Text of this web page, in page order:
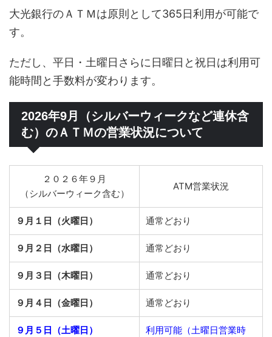
大光銀行のＡＴＭは原則として365日利用が可能で
す。
ただし、平日・土曜日さらに日曜日と祝日は利用可
能時間と手数料が変わります。
2026年9月（シルバーウィークなど連休含
む）のＡＴＭの営業状況について
２０２６年９月
（シルバーウィーク含む）
ATM営業状況
９月１日（火曜日） 通常どおり
９月２日（水曜日） 通常どおり
９月３日（木曜日） 通常どおり
９月４日（金曜日） 通常どおり
９月５日（土曜日）
利用可能（土曜日営業時